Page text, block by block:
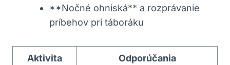
**Nočné ohniská** a rozprávanie
príbehov pri táboráku
Aktivita Odporúčania